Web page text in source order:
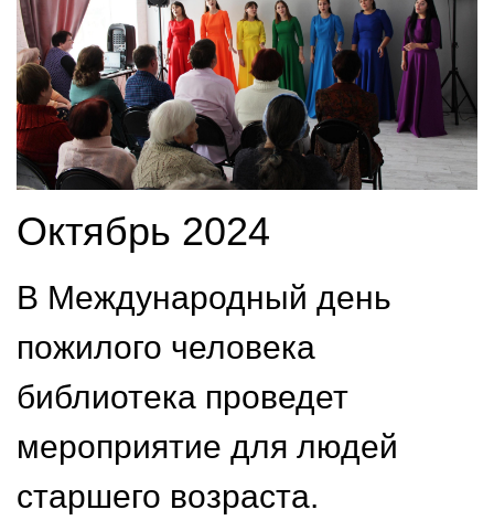
Октябрь 2024
В Международный день
пожилого человека
библиотека проведет
мероприятие для людей
старшего возраста.